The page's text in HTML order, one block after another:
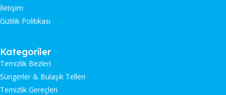
İletişim
Gizlilik Politikası
Kategoriler
Temizlik Bezleri
Süngerler & Bulaşık Telleri
Temizlik Gereçleri